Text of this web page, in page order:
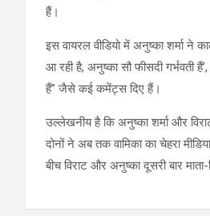
हैं।
इस वायरल वीडियो में अनुष्का शर्मा
आ रही है, अनुष्का सौ फीसदी गर्भवती
हैं” जैसे कई कमेंट्स दिए हैं।
उल्लेखनीय है कि अनुष्का शर्मा और
दोनों ने अब तक वामिका का चेहरा
बीच विराट और अनुष्का दूसरी बार